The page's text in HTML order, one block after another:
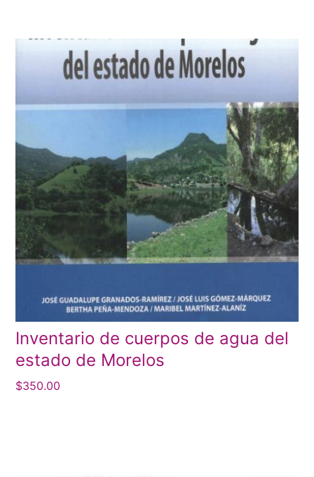
Inventario de cuerpos de agua del
estado de Morelos
$350.00